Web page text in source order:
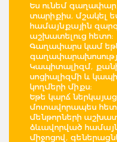
Ես ունեմ
տարիքիս, մշակել
համայնքային
աշխատելուց հետո։
Գաղափարս կամ
Կապիտալիզմ,
սոցիալիզմի և
կողմերի միքս։
Եթե կարճ
մոտավորապես
մենթորների
ձևավորված
միջոցով,